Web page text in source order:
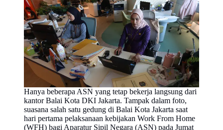
Hanya beberapa ASN yang tetap bekerja langsung dari
kantor Balai Kota DKI Jakarta. Tampak dalam foto,
suasana salah satu gedung di Balai Kota Jakarta saat
hari pertama pelaksanaan kebijakan Work From Home
(WFH) bagi Aparatur Sipil Negara (ASN) pada Jumat